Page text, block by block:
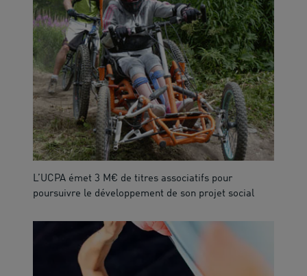
L’UCPA émet 3 M€ de titres associatifs pour
poursuivre le développement de son projet social